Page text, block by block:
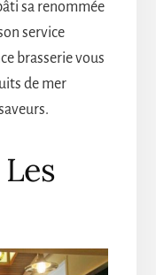
sa renommée
service
brasserie vous
de mer
Les